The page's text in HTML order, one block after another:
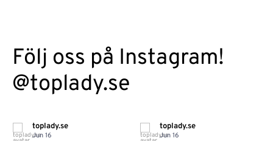
Följ oss på Instagram!
@toplady.se
toplady.se
Jun 16
toplady.se
Jun 16